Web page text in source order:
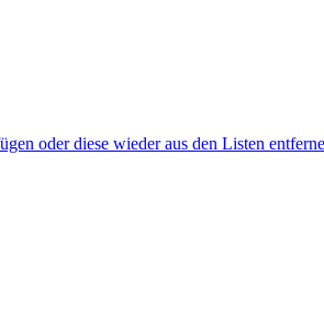
oder diese wieder aus den Listen